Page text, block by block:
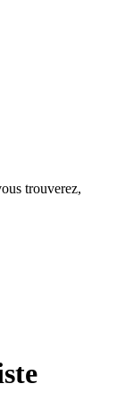
trouverez,